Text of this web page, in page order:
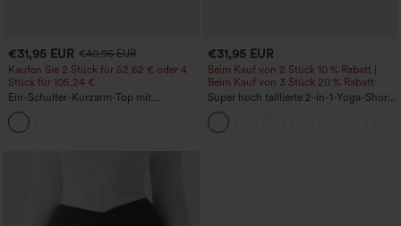
€31,95 EUR €40,95 EUR
Kaufen Sie 2 Stück für 52,62 € oder 4
Stück für 105,24 €.
Ein-Schulter-Kurzarm-Top mit
abgerundetem High-Low-Saum,
integriertem BH, gepunktet, lässig
€31,95 EUR
Beim Kauf von 2 Stück 10 % Rabatt |
Beim Kauf von 3 Stück 20 % Rabatt
Super hoch taillierte 2-in-1-Yoga-Shorts
mit Gesäßtasche und Seitentasche-
längere Länge